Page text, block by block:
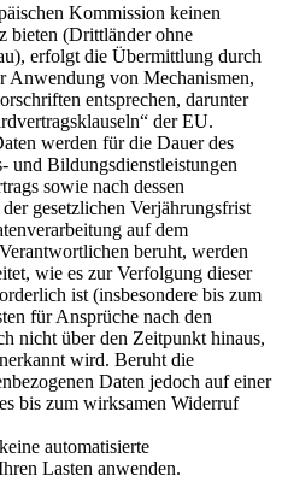
Kommission keinen
bieten (Drittländer ohne
erfolgt die Übermittlung durch
Anwendung von Mechanismen,
entsprechen, darunter
der EU.
werden für die Dauer des
und Bildungsdienstleistungen
sowie nach dessen
gesetzlichen Verjährungsfrist
auf dem
beruht, werden
wie es zur Verfolgung dieser
ist (insbesondere bis zum
für Ansprüche nach den
nicht über den Zeitpunkt hinaus,
wird. Beruht die
Daten jedoch auf einer
bis zum wirksamen Widerruf
automatisierte
Lasten anwenden.